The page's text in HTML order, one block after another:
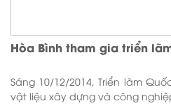
Hòa Bình tham gia triển
Sáng 10/12/2014, Triển lãm
vật liệu xây dựng và công